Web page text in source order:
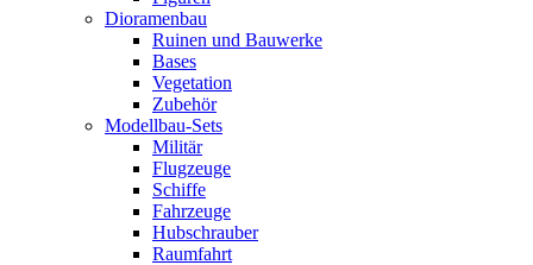
Dioramenbau
Ruinen und Bauwerke
Bases
Vegetation
Zubehör
Modellbau-Sets
Militär
Flugzeuge
Schiffe
Fahrzeuge
Hubschrauber
Raumfahrt